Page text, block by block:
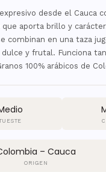
desde el Cauca
aporta brillo y
combinan en una taza
y frutal. Funciona
100% arábicos de
– Cauca
ORIGEN